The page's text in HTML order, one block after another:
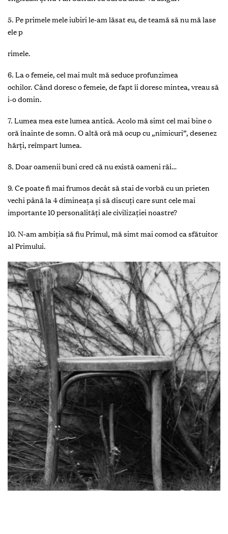
5. Pe primele mele iubiri le-am lăsat eu, de teamă să nu mă lase
ele p
rimele.
6. La o femeie, cel mai mult mă seduce profunzimea
ochilor. Când doresc o femeie, de fapt îi doresc mintea, vreau să
i-o domin.
7. Lumea mea este lumea antică. Acolo mă simt cel mai bine o
oră înainte de somn. O altă oră mă ocup cu „nimicuri”, desenez
hărţi, reîmpart lumea.
8. Doar oamenii buni cred că nu există oameni răi…
9. Ce poate fi mai frumos decât să stai de vorbă cu un prieten
vechi până la 4 dimineaţa și să discuţi care sunt cele mai
importante 10 personalităţi ale civilizaţiei noastre?
10. N-am ambiţia să fiu Primul, mă simt mai comod ca sfătuitor
al Primului.